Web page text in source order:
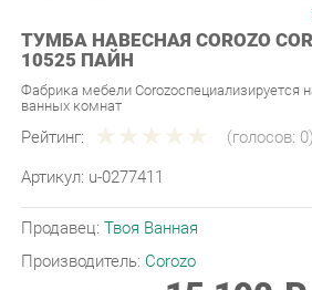
ТУМБА НАВЕСНАЯ COROZO
10525 ПАЙН
Фабрика мебели Corozoспециализируется на
Рейтинг: (голосов:
Артикул: u-0277411
Продавец:
Производитель: Corozo
Последняя цена: 15 190 ₽